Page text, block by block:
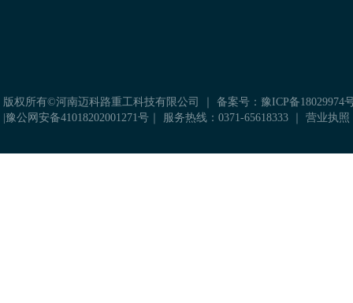
版权所有©河南迈科路重工科技有限公司 ｜ 备案号：豫ICP备18029974
豫公网安备41018202001271号 ｜ 服务热线：0371-65618333 ｜ 营业执照